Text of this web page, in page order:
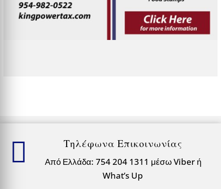
 Τηλέφωνα Επικοινωνίας
Από Ελλάδα: 754 204 1311 μέσω Viber ή
What’s Up